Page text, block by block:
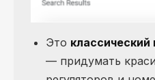
Это
— придумать